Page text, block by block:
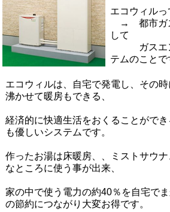
エコウィルっ
→ 都市ガス
して
ガスエン
テムのことで
エコウィルは、自宅で発電し、その
沸かせて暖房もできる、
経済的に快適生活をおくることがで
も優しいシステムです。
作ったお湯は床暖房、、ミストサウ
なところに使う事が出来、
家の中で使う電力の約40％を自宅で
の節約につながり大変お得です。